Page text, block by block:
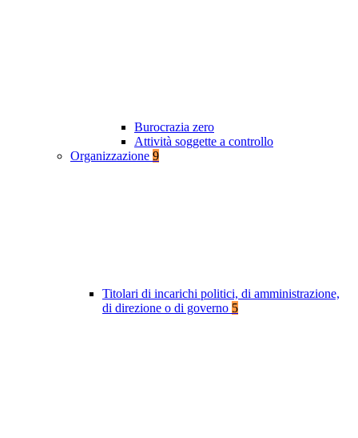
Burocrazia zero
Attività soggette a controllo
Organizzazione 9
Titolari di incarichi politici, di amministrazione,
di direzione o di governo 5